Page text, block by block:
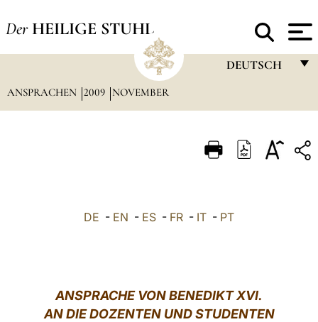
Der HEILIGE STUHL
DEUTSCH
ITALIANO
中文
ANSPRACHEN 2009 NOVEMBER
DE - EN - ES - FR - IT - PT
ANSPRACHE VONBENEDIKT XVI.
AN DIE DOZENTEN UND STUDENTEN